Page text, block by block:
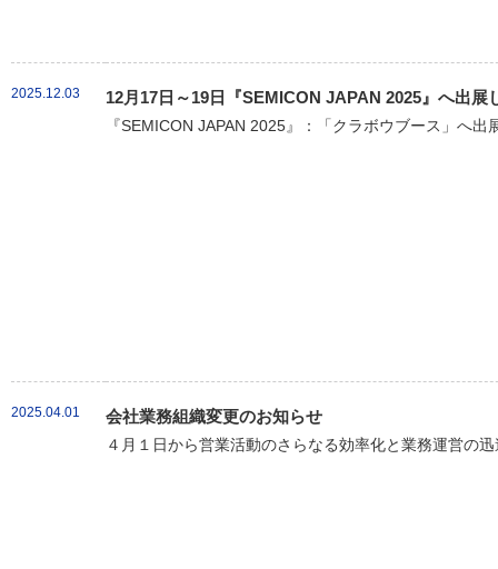
2025.12.03 12月17日～19日『SEMICON JAPAN 2025』へ出展
『SEMICON JAPAN 2025』：「クラボウブース」へ
2025.04.01 会社業務組織変更のお知らせ
４月１日から営業活動のさらなる効率化と業務運営の